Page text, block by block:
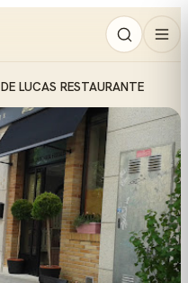
DE LUCAS RESTAURANTE